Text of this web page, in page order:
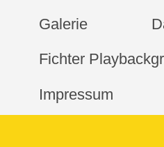
Galerie
Fichter
Impressum